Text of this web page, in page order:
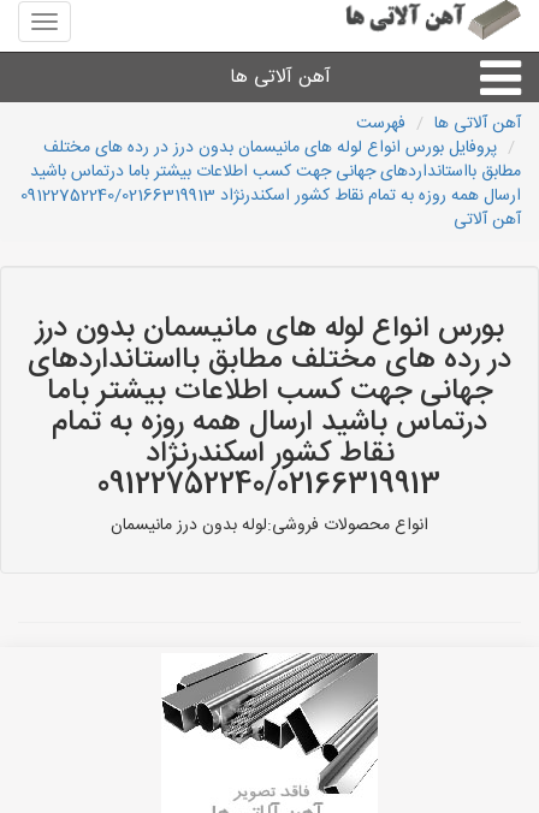
منوی
سایت
آلاتی
آهن آلاتی ها
میلگرد نبشی،مفتول
سایر آهن آلات
آهن آلاتی های شهرها
آهن آلاتی ها
فهرست
پروفایل بورس انواع لوله های مانیسمان بدون درز در رده های مختلف
مطابق بااستانداردهای جهانی جهت کسب اطلاعات بیشتر باما درتماس باشید
ارسال همه روزه به تمام نقاط کشور اسکندرنژاد 09122752240/02166319913
آهن آلاتی
بورس انواع لوله های مانیسمان بدون درز
در رده های مختلف مطابق بااستانداردهای
جهانی جهت کسب اطلاعات بیشتر باما
درتماس باشید ارسال همه روزه به تمام
نقاط کشور اسکندرنژاد
09122752240/02166319913
انواع محصولات فروشی:لوله بدون درز مانیسمان